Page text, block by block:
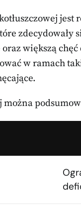
jest
oraz większą
w ramach
można